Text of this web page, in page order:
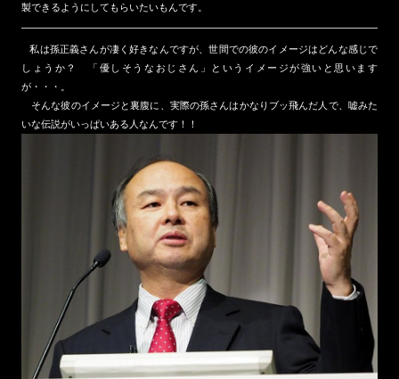
製できるようにしてもらいたいもんです。
私は孫正義さんが凄く好きなんですが、世間での彼のイメージはどんな感じで
しょうか？ 「優しそうなおじさん」というイメージが強いと思います
が・・・。
そんな彼のイメージと裏腹に、実際の孫さんはかなりブッ飛んだ人で、嘘みた
いな伝説がいっぱいある人なんです！！